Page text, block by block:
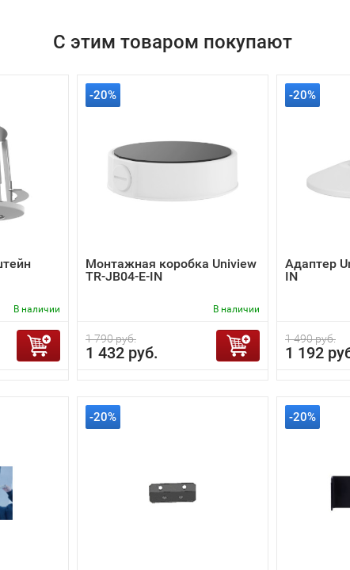
С этим товаром покупают
В наличии
-20%
Монтажная коробка Uniview
TR-JB04-E-IN
В наличии
1 790 руб.
1 432 руб.
-20%
Адаптер
IN
1 490 руб.
1 192
-20% -20%